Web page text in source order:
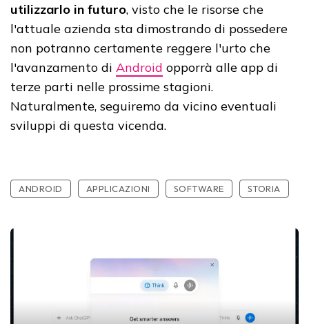
utilizzarlo in futuro, visto che le risorse che
l'attuale azienda sta dimostrando di possedere
non potranno certamente reggere l'urto che
l'avanzamento di Android opporrà alle app di
terze parti nelle prossime stagioni.
Naturalmente, seguiremo da vicino eventuali
sviluppi di questa vicenda.
ANDROID APPLICAZIONI SOFTWARE STORIA